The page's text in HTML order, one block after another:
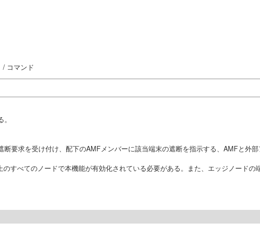
コマンド
要求を受け付け、配下のAMFメンバーに該当端末の遮断を指示する、AMFと外部
すべてのノードで本機能が有効化されている必要がある。また、エッジノードの